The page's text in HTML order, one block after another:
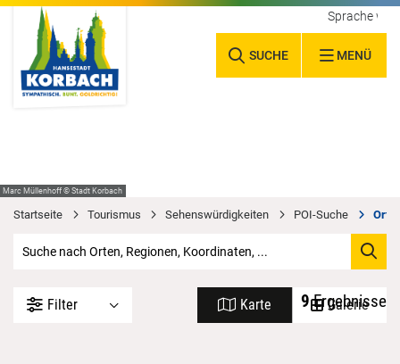
SUCHE MENÜ
Sprache
Marc Müllenhoff © Stadt Korbach
Startseite Tourismus Sehenswürdigkeiten POI-Suche Orte
Filter Karte Galerie
9Ergebnisse